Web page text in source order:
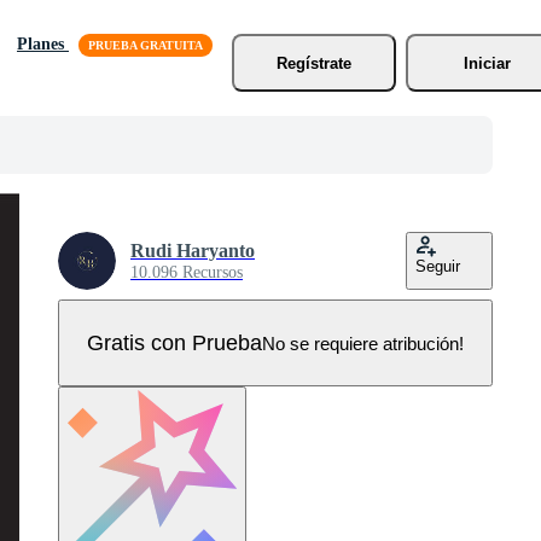
Planes
Regístrate
Iniciar
Rudi Haryanto
10.096 Recursos Seguir
Gratis con PruebaNo se requiere atribución!